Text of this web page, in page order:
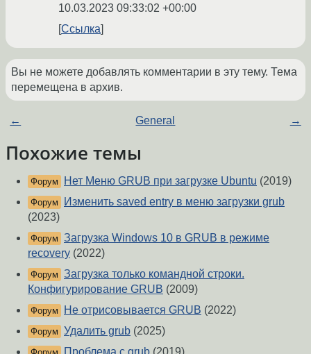
10.03.2023 09:33:02 +00:00
Ссылка
Вы не можете добавлять комментарии в эту тему. Тема
перемещена в архив.
← General →
Похожие темы
Форум Нет Меню GRUB при загрузке Ubuntu (2019)
Форум
Изменить saved entry в меню загрузки grub
(2023)
Форум Загрузка Windows 10 в GRUB в режиме
recovery (2022)
Форум Загрузка только командной строки.
Конфигурирование GRUB (2009)
Форум Не отрисовывается GRUB (2022)
Форум Удалить grub (2025)
Проблема с grub (2019)